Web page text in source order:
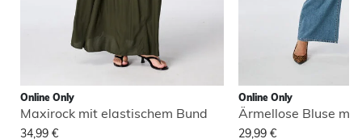
Online Only
Maxirock mit elastischem Bund
34,99 €
Online Only
Ärmellose Bluse
29,99 €